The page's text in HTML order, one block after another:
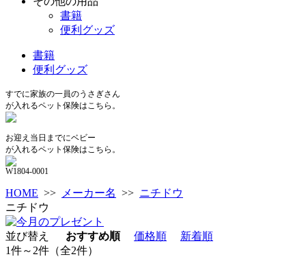
書籍
便利グッズ
書籍
便利グッズ
すでに家族の一員のうさぎさん
が入れるペット保険はこちら。
お迎え当日までにベビー
が入れるペット保険はこちら。
W1804-0001
HOME >> メーカー名 >> ニチドウ
ニチドウ
並び替え おすすめ順 価格順
新着順
1件～2件（全2件）